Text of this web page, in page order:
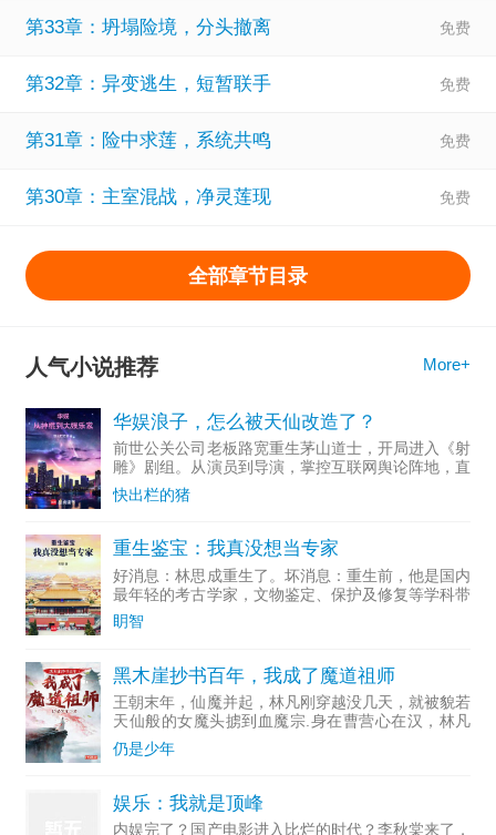
第33章：坍塌险境，分头撤离
第32章：异变逃生，短暂联手
第31章：险中求莲，系统共鸣
第30章：主室混战，净灵莲现
全部章节目录
人气小说推荐 More+
华娱浪子，怎么被天仙改造了？
前世公关公司老板路宽重生茅山道士，开局进入《射
雕》剧组。从演员到导演，掌控互联网舆论阵地，直
至成为资...
快出栏的猪
重生鉴宝：我真没想当专家
好消息：林思成重生了。坏消息：重生前，他是国内
最年轻的考古学家，文物鉴定、保护及修复等学科带
头人。多...
眀智
黑木崖抄书百年，我成了魔道祖师
王朝末年，仙魔并起，林凡刚穿越没几天，就被貌若
天仙般的女魔头掳到血魔宗.身在曹营心在汉，林凡
一心只想做个好人，无奈常遭人误解，好在他不断通
过藏书楼抄录变强。……若干年后，正道六大派打上
仍是少年
娱乐：我就是顶峰
内娱完了？国产电影进入比烂的时代？李秋棠来了，